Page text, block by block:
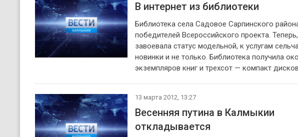
В интернет из библиотеки
Библиотека села Садовое Сарпинского
победителей Всероссийского проекта.
завоевала статус модельной, к услугам
новинки и не только. Библиотека получила
экземпляров книг и трехсот — компакт
13 марта 2012, 13:27
Весенняя путина в Калмыкии
откладывается